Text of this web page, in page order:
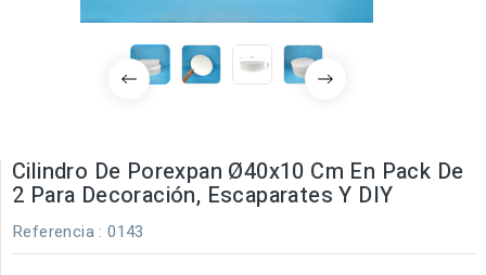
Cilindro De Porexpan Ø40x10 Cm En Pack De
2 Para Decoración, Escaparates Y DIY
Referencia : 0143